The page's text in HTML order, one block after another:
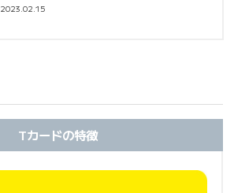
2023.02.15
Tカードの特徴